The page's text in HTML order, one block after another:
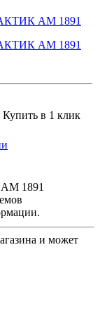
Купить в 1 клик
1891
и может